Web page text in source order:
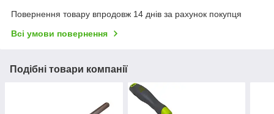
Повернення товару впродовж 14 днів за рахунок покупця
Всі умови повернення
Подібні товари компанії